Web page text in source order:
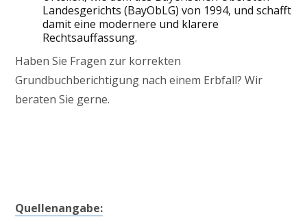
Landesgerichts (BayObLG) von 1994, und schafft
damit eine modernere und klarere
Rechtsauffassung.
Haben Sie Fragen zur korrekten
Grundbuchberichtigung nach einem Erbfall? Wir
beraten Sie gerne.
Quellenangabe: